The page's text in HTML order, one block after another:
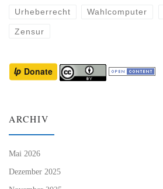
Urheberrecht Wahlcomputer
Zensur
ARCHIV
Mai 2026
Dezember 2025